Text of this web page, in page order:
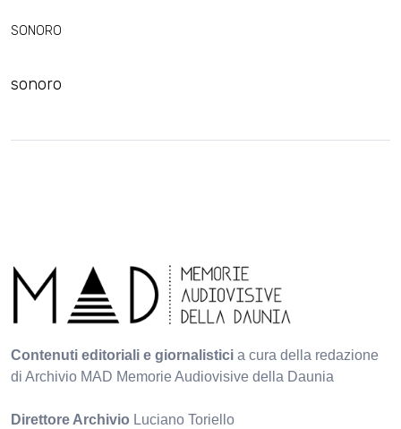
SONORO
sonoro
Contenuti editoriali e giornalistici a cura della redazione
di Archivio MAD Memorie Audiovisive della Daunia
Direttore Archivio Luciano Toriello